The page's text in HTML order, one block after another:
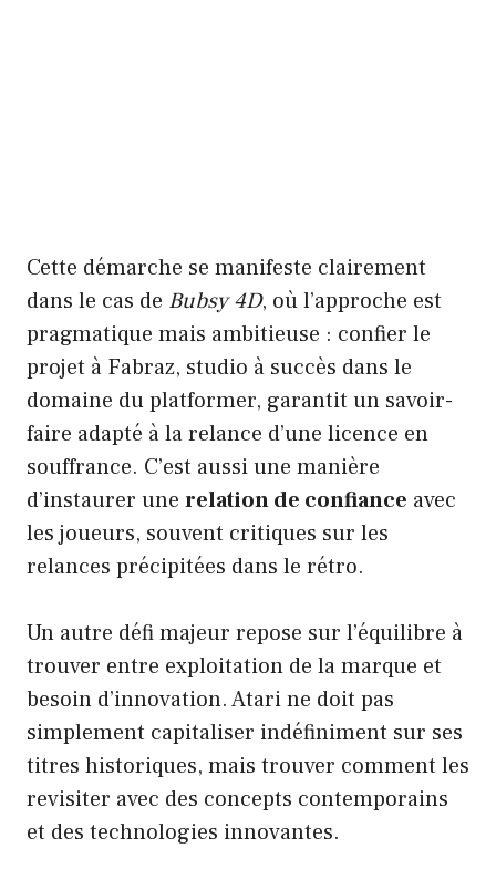
Cette démarche se manifeste clairement
dans le cas de Bubsy 4D, où l’approche est
pragmatique mais ambitieuse : confier le
projet à Fabraz, studio à succès dans le
domaine du platformer, garantit un savoir-
faire adapté à la relance d’une licence en
souffrance. C’est aussi une manière
d’instaurer une relation de confiance avec
les joueurs, souvent critiques sur les
relances précipitées dans le rétro.
Un autre défi majeur repose sur l’équilibre à
trouver entre exploitation de la marque et
besoin d’innovation. Atari ne doit pas
simplement capitaliser indéfiniment sur ses
titres historiques, mais trouver comment les
revisiter avec des concepts contemporains
et des technologies innovantes.